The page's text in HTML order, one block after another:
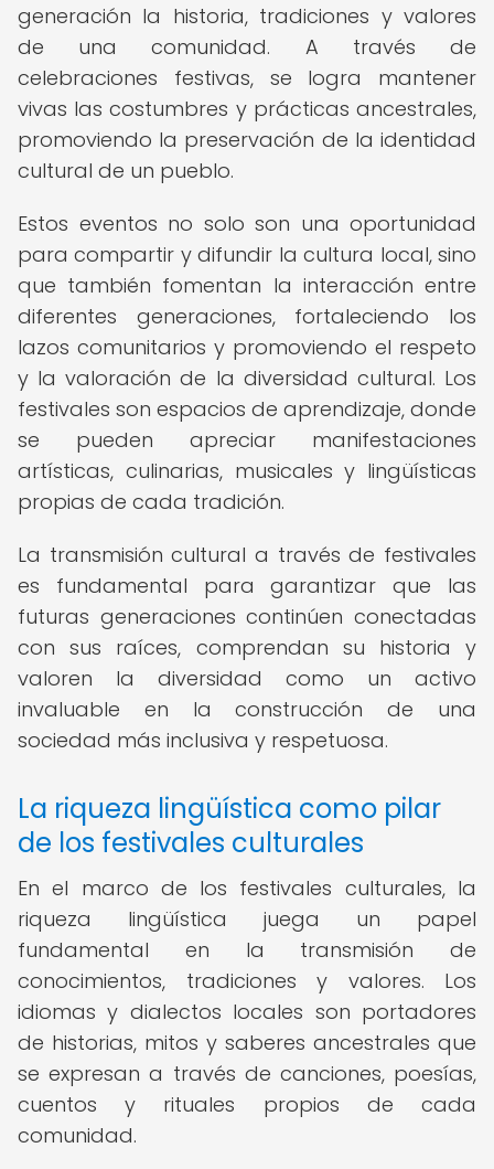
generación la historia, tradiciones y valores
de una comunidad. A través de
celebraciones festivas, se logra mantener
vivas las costumbres y prácticas ancestrales,
promoviendo la preservación de la identidad
cultural de un pueblo.
Estos eventos no solo son una oportunidad
para compartir y difundir la cultura local, sino
que también fomentan la interacción entre
diferentes generaciones, fortaleciendo los
lazos comunitarios y promoviendo el respeto
y la valoración de la diversidad cultural. Los
festivales son espacios de aprendizaje, donde
se pueden apreciar manifestaciones
artísticas, culinarias, musicales y lingüísticas
propias de cada tradición.
La transmisión cultural a través de festivales
es fundamental para garantizar que las
futuras generaciones continúen conectadas
con sus raíces, comprendan su historia y
valoren la diversidad como un activo
invaluable en la construcción de una
sociedad más inclusiva y respetuosa.
La riqueza lingüística como pilar
de los festivales culturales
En el marco de los festivales culturales, la
riqueza lingüística juega un papel
fundamental en la transmisión de
conocimientos, tradiciones y valores. Los
idiomas y dialectos locales son portadores
de historias, mitos y saberes ancestrales que
se expresan a través de canciones, poesías,
cuentos y rituales propios de cada
comunidad.